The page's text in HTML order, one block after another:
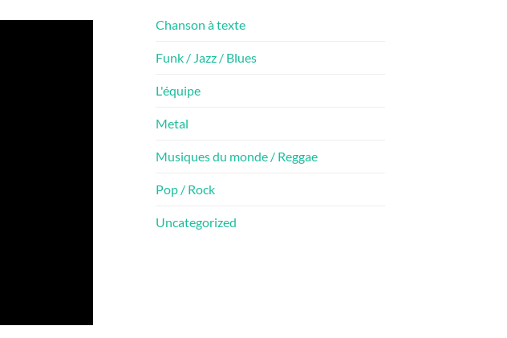
Chanson à texte
Funk / Jazz / Blues
L'équipe
Metal
Musiques du monde / Reggae
Pop / Rock
Uncategorized